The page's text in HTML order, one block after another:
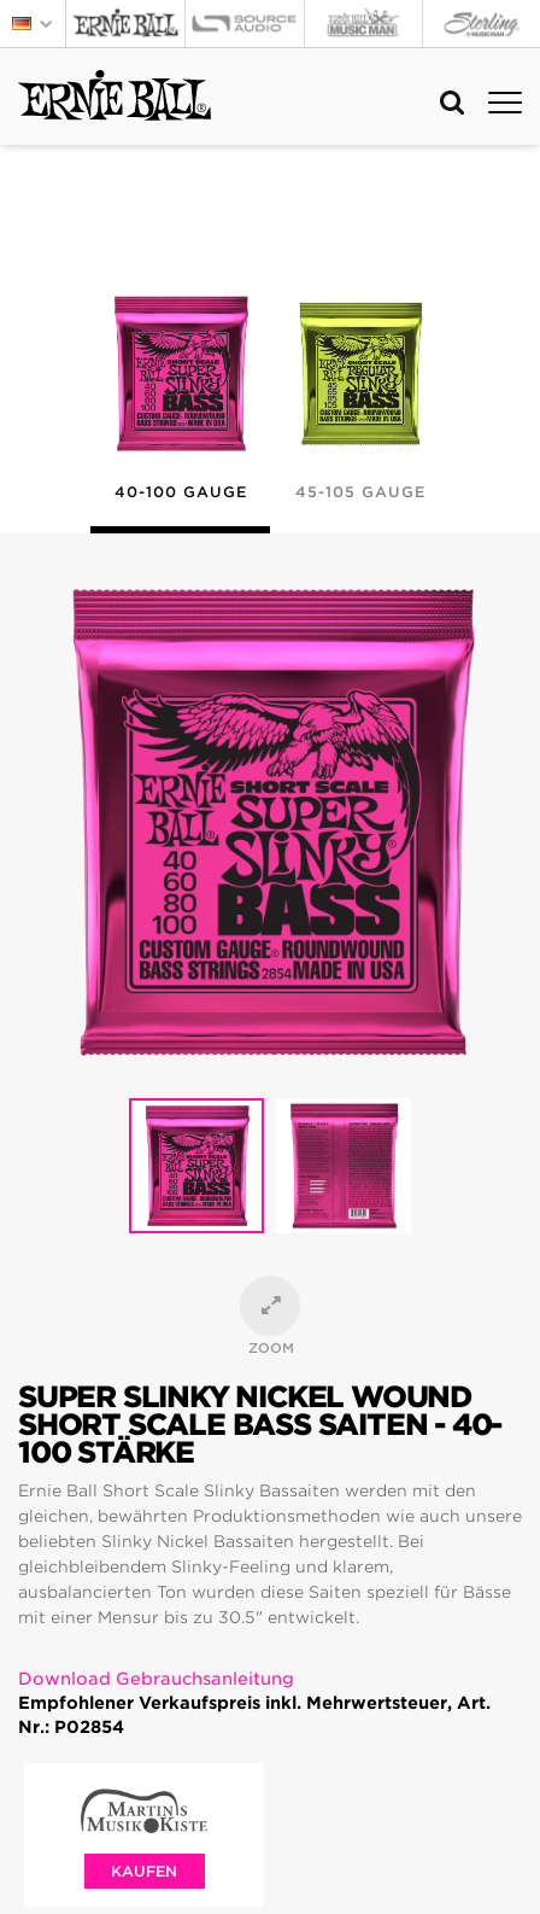
40-100 GAUGE 45-105 GAUGE
ZOOM
SUPER SLINKY NICKEL WOUND
SHORT SCALE BASS SAITEN - 40-
100 STÄRKE
Ernie Ball Short Scale Slinky Bassaiten werden mit den
gleichen, bewährten Produktionsmethoden wie auch unsere
beliebten Slinky Nickel Bassaiten hergestellt. Bei
gleichbleibendem Slinky-Feeling und klarem,
ausbalancierten Ton wurden diese Saiten speziell für Bässe
mit einer Mensur bis zu 30.5" entwickelt.
Download Gebrauchsanleitung
Empfohlener Verkaufspreis inkl. Mehrwertsteuer, Art.
Nr.: P02854
KAUFEN